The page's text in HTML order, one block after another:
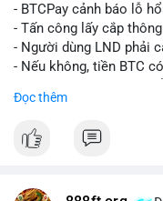
chuyển tiếp theo.
Lời khuyên:
Nhà đầu tư nhỏ lẻ nên
cùng địa chỉ ví nguồn
hành động vội vàng dựa
định hợp lý.
#mucgia64963
- BTCPay cảnh báo lỗ
- Tấn công lấy cắp
- Người dùng LND phải
- Nếu không, tiền BTC
Đọc thêm